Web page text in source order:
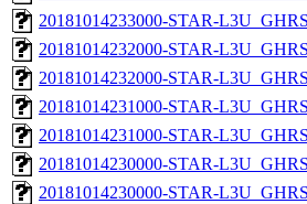
20181014233000-STAR-
20181014232000-STAR-
20181014232000-STAR-
20181014231000-STAR-
20181014231000-STAR-
20181014230000-STAR-
20181014230000-STAR-